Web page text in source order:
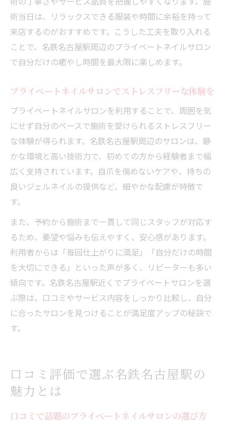
術当日は、リラックスできる服装や時間に余裕を持って
来店するのがおすすめです。こうした工夫を取り入れる
ことで、名鉄名古屋駅周辺のプライベートネイルサロン
で自分だけの癒やし時間を最大限に楽しめます。
プライベートネイルサロンでストレスフリーな体験を
プライベートネイルサロンを利用することで、周囲を気
にせず自分のペースで施術を受けられるストレスフリー
な体験が得られます。名鉄名古屋駅周辺のサロンは、静
かな環境と高い技術力で、初めての方から経験者まで幅
広く支持されています。自爪を傷めないケアや、持ちの
良いジェルネイルの提供など、細やかな配慮が特徴で
す。
また、予約から施術まで一貫して同じスタッフが対応す
るため、要望や悩みも伝えやすく、安心感があります。
利用者からは「毎回仕上がりに満足」「自分だけの時間
を大切にできる」といった声が多く、リピーターも多い
傾向です。名鉄名古屋駅近くでプライベートサロンを選
ぶ際は、口コミやサービス内容をしっかり比較し、自分
に合ったサロンを見つけることが満足度アップの秘訣で
す。
口コミ評価で選ぶ名鉄名古屋駅の
魅力とは
口コミで話題のプライベートネイルサロンの選び方